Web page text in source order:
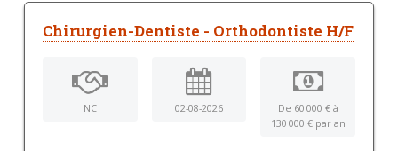
Chirurgien-Dentiste - Orthodontiste H/F
NC 02-08-2026
De 60 000 € à
130 000 € par an